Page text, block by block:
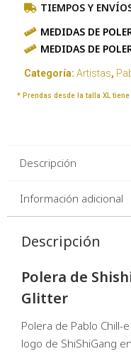
TIEMPOS Y
MEDIDAS DE
MEDIDAS DE
Categoría: Artistas,
* Prendas desde la talla XL
Descripción
Información adicional
Descripción
Polera de
Glitter
Polera de Pablo Chill-
logo de ShiShiGang